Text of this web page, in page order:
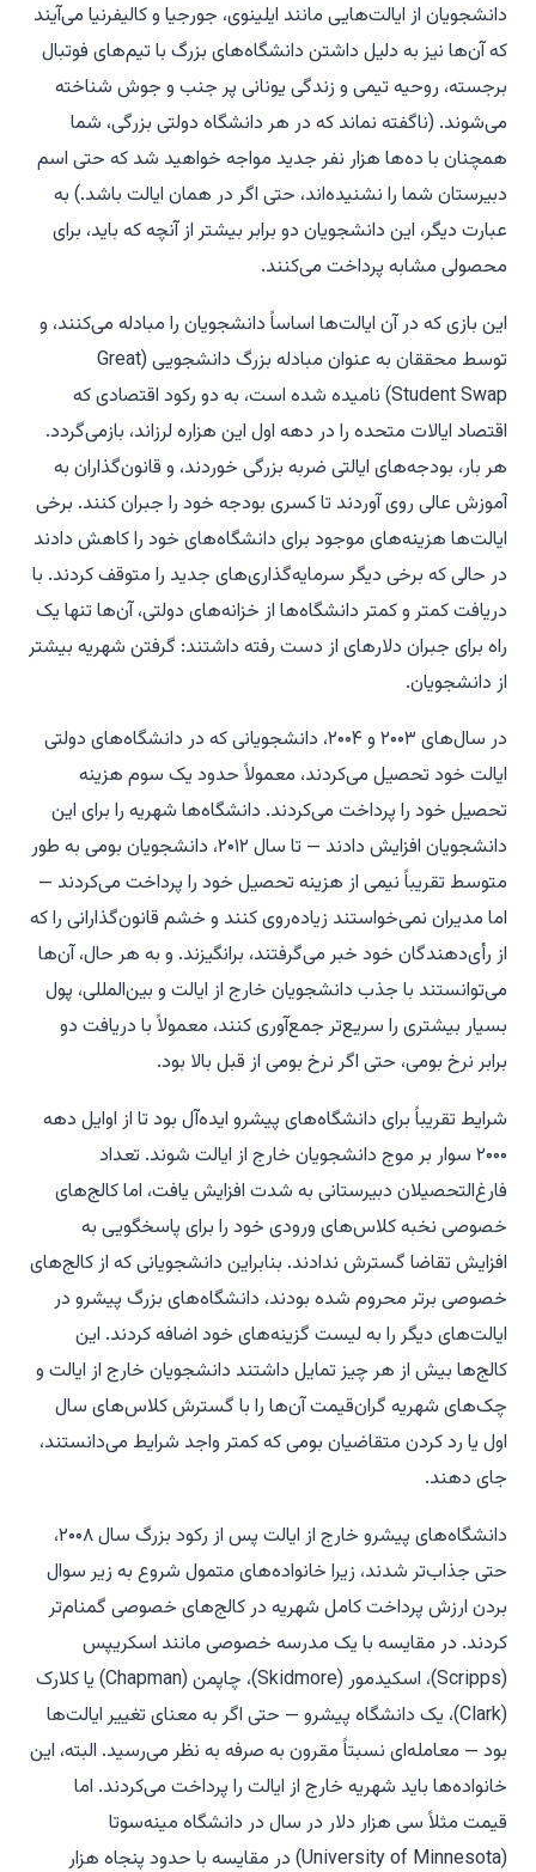
دانشجویان از ایالت‌هایی مانند ایلینوی، جورجیا و کالیفرنیا می‌آیند
که آن‌ها نیز به دلیل داشتن دانشگاه‌های بزرگ با تیم‌های فوتبال
برجسته، روحیه تیمی و زندگی یونانی پر جنب و جوش شناخته
می‌شوند. (ناگفته نماند که در هر دانشگاه دولتی بزرگی، شما
همچنان با ده‌ها هزار نفر جدید مواجه خواهید شد که حتی اسم
دبیرستان شما را نشنیده‌اند، حتی اگر در همان ایالت باشد.) به
عبارت دیگر، این دانشجویان دو برابر بیشتر از آنچه که باید، برای
محصولی مشابه پرداخت می‌کنند.
این بازی که در آن ایالت‌ها اساساً دانشجویان را مبادله می‌کنند، و
توسط محققان به عنوان مبادله بزرگ دانشجویی (Great
Student Swap) نامیده شده است، به دو رکود اقتصادی که
اقتصاد ایالات متحده را در دهه اول این هزاره لرزاند، بازمی‌گردد.
هر بار، بودجه‌های ایالتی ضربه بزرگی خوردند، و قانون‌گذاران به
آموزش عالی روی آوردند تا کسری بودجه خود را جبران کنند. برخی
ایالت‌ها هزینه‌های موجود برای دانشگاه‌های خود را کاهش دادند
در حالی که برخی دیگر سرمایه‌گذاری‌های جدید را متوقف کردند. با
دریافت کمتر و کمتر دانشگاه‌ها از خزانه‌های دولتی، آن‌ها تنها یک
راه برای جبران دلارهای از دست رفته داشتند: گرفتن شهریه بیشتر
از دانشجویان.
در سال‌های ۲۰۰۳ و ۲۰۰۴، دانشجویانی که در دانشگاه‌های دولتی
ایالت خود تحصیل می‌کردند، معمولاً حدود یک سوم هزینه
تحصیل خود را پرداخت می‌کردند. دانشگاه‌ها شهریه را برای این
دانشجویان افزایش دادند — تا سال ۲۰۱۲، دانشجویان بومی به طور
متوسط تقریباً نیمی از هزینه تحصیل خود را پرداخت می‌کردند —
اما مدیران نمی‌خواستند زیاده‌روی کنند و خشم قانون‌گذارانی را که
از رأی‌دهندگان خود خبر می‌گرفتند، برانگیزند. و به هر حال، آن‌ها
می‌توانستند با جذب دانشجویان خارج از ایالت و بین‌المللی، پول
بسیار بیشتری را سریع‌تر جمع‌آوری کنند، معمولاً با دریافت دو
برابر نرخ بومی، حتی اگر نرخ بومی از قبل بالا بود.
شرایط تقریباً برای دانشگاه‌های پیشرو ایده‌آل بود تا از اوایل دهه
۲۰۰۰ سوار بر موج دانشجویان خارج از ایالت شوند. تعداد
فارغ‌التحصیلان دبیرستانی به شدت افزایش یافت، اما کالج‌های
خصوصی نخبه کلاس‌های ورودی خود را برای پاسخگویی به
افزایش تقاضا گسترش ندادند. بنابراین دانشجویانی که از کالج‌های
خصوصی برتر محروم شده بودند، دانشگاه‌های بزرگ پیشرو در
ایالت‌های دیگر را به لیست گزینه‌های خود اضافه کردند. این
کالج‌ها بیش از هر چیز تمایل داشتند دانشجویان خارج از ایالت و
چک‌های شهریه گران‌قیمت آن‌ها را با گسترش کلاس‌های سال
اول یا رد کردن متقاضیان بومی که کمتر واجد شرایط می‌دانستند،
جای دهند.
دانشگاه‌های پیشرو خارج از ایالت پس از رکود بزرگ سال ۲۰۰۸،
حتی جذاب‌تر شدند، زیرا خانواده‌های متمول شروع به زیر سوال
بردن ارزش پرداخت کامل شهریه در کالج‌های خصوصی گمنام‌تر
کردند. در مقایسه با یک مدرسه خصوصی مانند اسکریپس
(Scripps)، اسکیدمور (Skidmore)، چاپمن (Chapman) یا کلارک
(Clark)، یک دانشگاه پیشرو — حتی اگر به معنای تغییر ایالت‌ها
بود — معامله‌ای نسبتاً مقرون به صرفه به نظر می‌رسید. البته، این
خانواده‌ها باید شهریه خارج از ایالت را پرداخت می‌کردند. اما
قیمت مثلاً سی هزار دلار در سال در دانشگاه مینه‌سوتا
(University of Minnesota) در مقایسه با حدود پنجاه هزار